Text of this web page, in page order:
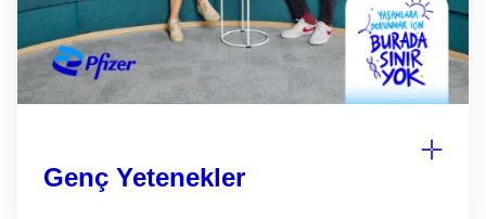
Genç Yetenekler